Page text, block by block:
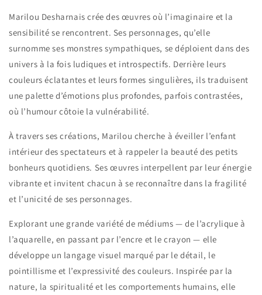
Marilou Desharnais crée des œuvres où l’imaginaire et la
sensibilité se rencontrent. Ses personnages, qu’elle
surnomme ses monstres sympathiques, se déploient dans des
univers à la fois ludiques et introspectifs. Derrière leurs
couleurs éclatantes et leurs formes singulières, ils traduisent
une palette d’émotions plus profondes, parfois contrastées,
où l’humour côtoie la vulnérabilité.
À travers ses créations, Marilou cherche à éveiller l’enfant
intérieur des spectateurs et à rappeler la beauté des petits
bonheurs quotidiens. Ses œuvres interpellent par leur énergie
vibrante et invitent chacun à se reconnaître dans la fragilité
et l’unicité de ses personnages.
Explorant une grande variété de médiums — de l’acrylique à
l’aquarelle, en passant par l’encre et le crayon — elle
développe un langage visuel marqué par le détail, le
pointillisme et l’expressivité des couleurs. Inspirée par la
nature, la spiritualité et les comportements humains, elle